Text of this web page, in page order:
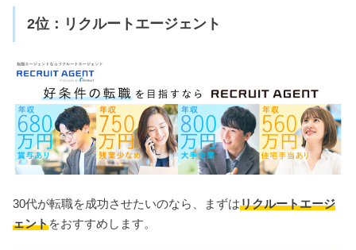
2位：リクルートエージェント
30代が転職を成功させたいのなら、まずはリクルートエージ
ェントをおすすめします。